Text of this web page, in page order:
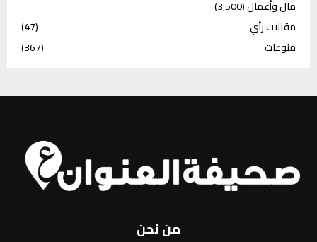
مال وأعمال(3٬500)
مقالات رأي
(47)
منوعات
(367)
من نحن